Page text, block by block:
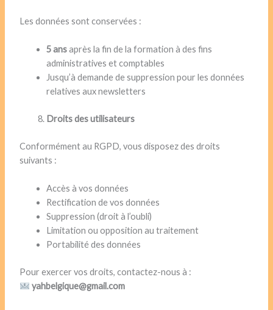
Les données sont conservées :
5 ansaprès la fin de la formation à des fins
administratives et comptables
Jusqu’à demande de suppression pour les données
relatives aux newsletters
Droits des utilisateurs
Conformément au RGPD, vous disposez des droits
suivants :
Accès à vos données
Rectification de vos données
Suppression (droit à l’oubli)
Limitation ou opposition au traitement
Portabilité des données
Pour exercer vos droits, contactez-nous à :
yahbelgique@gmail.com